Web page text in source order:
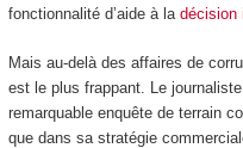
fonctionnalité d’aide à la décision
Mais au-delà des affaires de
est le plus frappant. Le
remarquable enquête de terrain
que dans sa stratégie